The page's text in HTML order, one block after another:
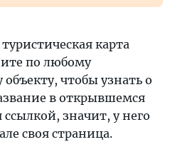
карта
по любому
чтобы узнать о
в открывшемся
ссылкой, значит, у него
своя страница.